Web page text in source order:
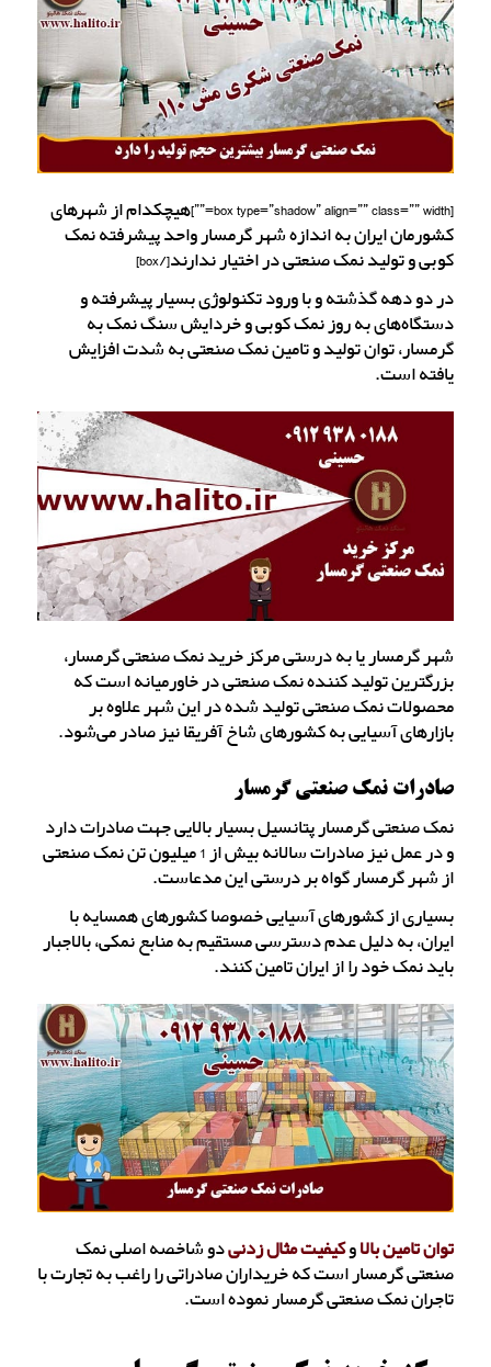
[box type=”shadow” align=”” class=”” width=””]هیچکدام از شهرهای
کشورمان ایران به اندازه شهر گرمسار واحد پیشرفته نمک
کوبی و تولید نمک صنعتی در اختیار ندارند[/box]
در دو دهه گذشته و با ورود تکنولوژی بسیار پیشرفته و
دستگاه‌های به روز نمک کوبی و خردایش سنگ نمک به
گرمسار، توان تولید و تامین نمک صنعتی به شدت افزایش
یافته است.
شهر گرمسار یا به درستی مرکز خرید نمک صنعتی گرمسار،
بزرگترین تولید کننده نمک صنعتی در خاورمیانه است که
محصولات نمک صنعتی تولید شده در این شهر علاوه بر
بازارهای آسیایی به کشورهای شاخ آفریقا نیز صادر می‌شود.
صادرات نمک صنعتی گرمسار
نمک صنعتی گرمسار پتانسیل بسیار بالایی جهت صادرات دارد
و در عمل نیز صادرات سالانه بیش از 1 میلیون تن نمک صنعتی
از شهر گرمسار گواه بر درستی این مدعاست.
بسیاری از کشورهای آسیایی خصوصا کشورهای همسایه با
ایران، به دلیل عدم دسترسی مستقیم به منابع نمکی، بالاجبار
باید نمک خود را از ایران تامین کنند.
توان تامین بالاوکیفیت مثال زدنیدو شاخصه اصلی نمک
صنعتی گرمسار است که خریداران صادراتی را راغب به تجارت با
تاجران نمک صنعتی گرمسار نموده است.